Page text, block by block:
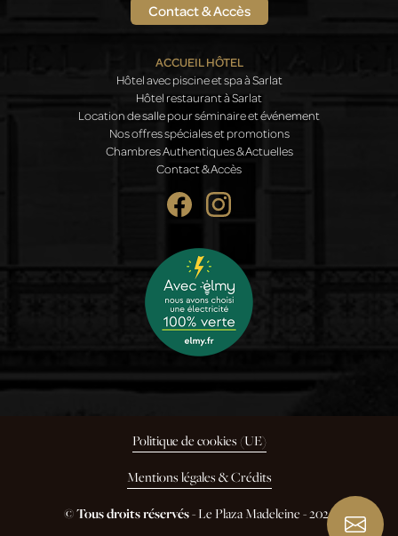
ACCUEIL HÔTEL
Hôtel avec piscine et spa à Sarlat
Hôtel restaurant à Sarlat
Location de salle pour séminaire et événement
Nos offres spéciales et promotions
Chambres Authentiques & Actuelles
Contact & Accès
Contact & Accès
© Tous droits réservés- Le Plaza Madeleine - 2024
Politique de cookies (UE)
Mentions légales & Crédits